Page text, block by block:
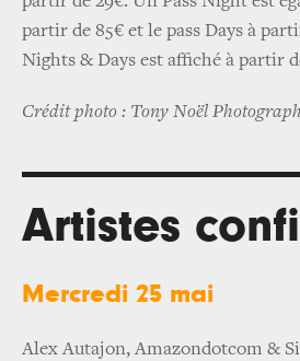
partir de 85€ et le pass Days à
Nights & Days est affiché à partir
Crédit photo : Tony Noël
Artistes
Mercredi 25 mai
Alex Autajon, Amazondotcom &